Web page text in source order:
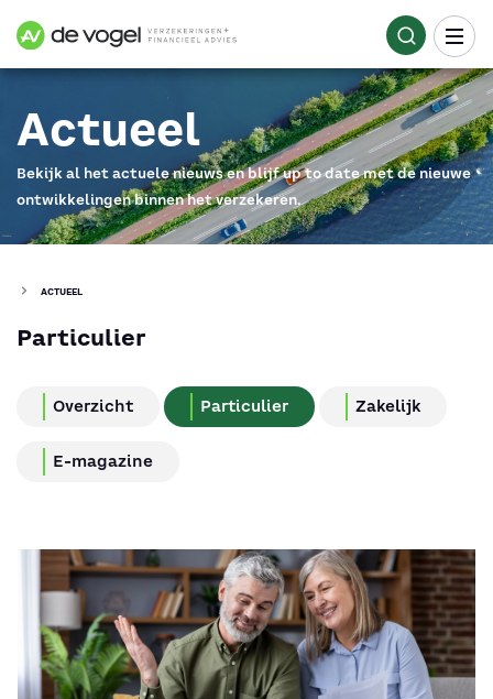
Actueel
Bekijk al het actuele nieuws en blijf up to datemet de nieuwe
ontwikkelingen binnen het verzekeren.
ACTUEEL
Particulier
Overzicht Particulier Zakelijk
E-magazine